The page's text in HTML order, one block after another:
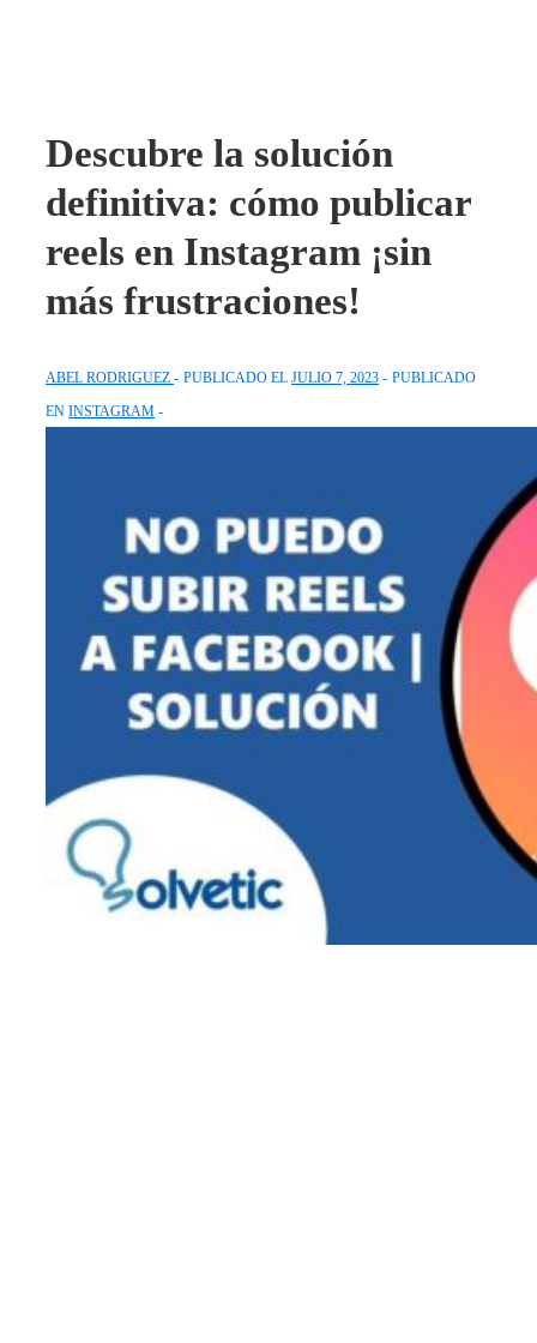
Descubre la solución
definitiva: cómo publicar
reels en Instagram ¡sin
más frustraciones!
ABEL RODRIGUEZ PUBLICADO EL JULIO 7, 2023
PUBLICADO
EN INSTAGRAM